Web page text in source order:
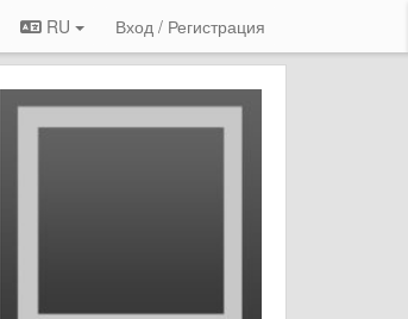
RU Вход / Регистрация